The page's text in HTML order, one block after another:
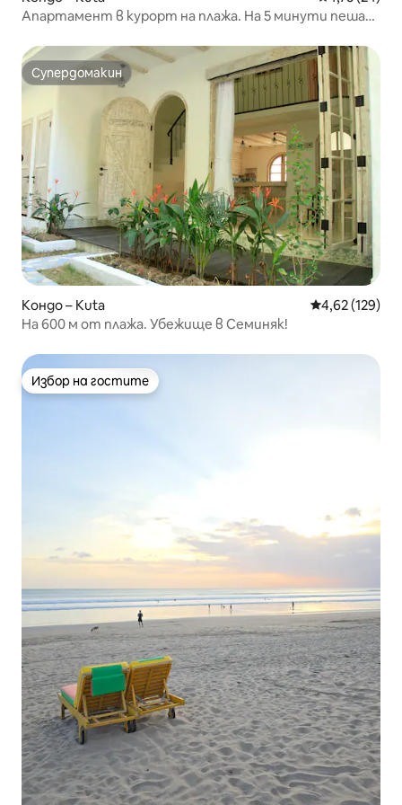
Апартамент в курорт на плажа. На 5 минути пеша
Супердомакин
Супердомакин
Кондо – Kuta Средна
4,62 (129)
На 600 м от плажа. Убежище в Семиняк!
Избор на гостите
Избор на гостите